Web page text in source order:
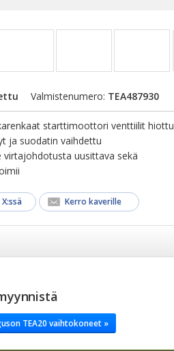
Valmistenumero: TEA487930
starttimoottori venttiilit hiottu
ja suodatin vaihdettu
virtajohdotusta uusittava sekä
Kerro kaverille
TEA20 vaihtokoneet »